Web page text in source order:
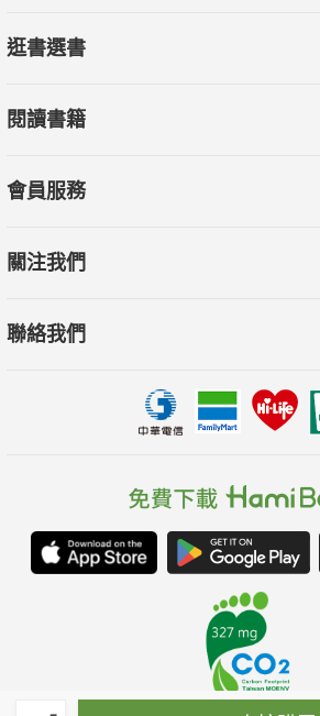
逛書選書
閱讀書籍
會員服務
關注我們
聯絡我們